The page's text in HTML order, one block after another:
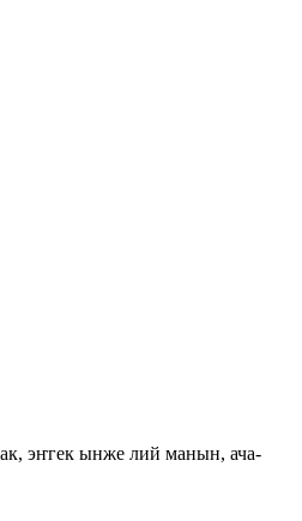
эҥгек ынже лий манын, ача-